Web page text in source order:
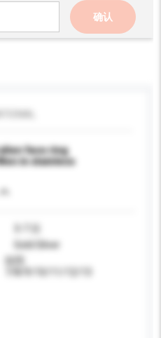
确认
face ring
in stainless
Gold Silver
SIZE